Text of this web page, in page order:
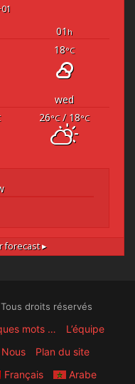
01 h
18°C
wed
26°C/ 18°C
forecast ▸
droits réservés
mots …
L’équipe
Plan du site
Français Arabe